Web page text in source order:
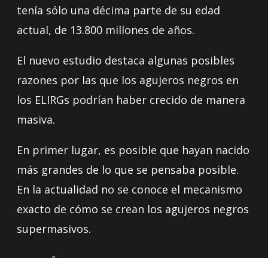
tenía sólo una décima parte de su edad
actual, de 13.800 millones de años.
El nuevo estudio destaca algunas posibles
razones por las que los agujeros negros en
los ELIRGs podrían haber crecido de manera
masiva.
En primer lugar, es posible que hayan nacido
más grandes de lo que se pensaba posible.
En la actualidad no se conoce el mecanismo
exacto de cómo se crean los agujeros negros
supermasivos.